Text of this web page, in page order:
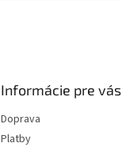
Informácie pre vás
Doprava
Platby